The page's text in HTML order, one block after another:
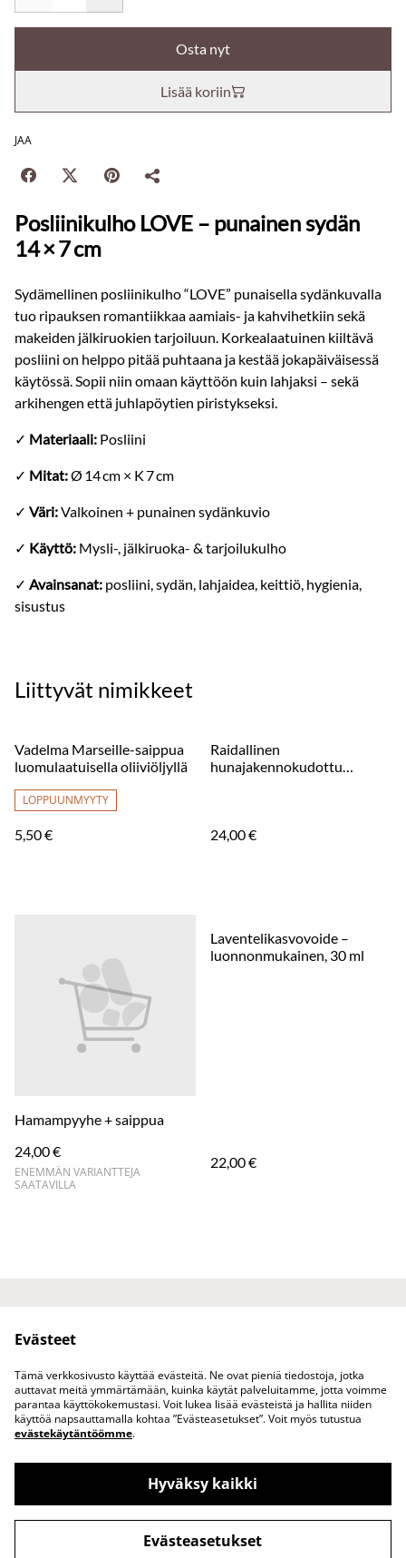
Osta nyt
Lisää koriin
JAA
Posliinikulho LOVE – punainen sydän
14 × 7 cm
Sydämellinen posliinikulho “LOVE” punaisella sydänkuvalla
tuo ripauksen romantiikkaa aamiais- ja kahvihetkiin sekä
makeiden jälkiruokien tarjoiluun. Korkealaatuinen kiiltävä
posliini on helppo pitää puhtaana ja kestää jokapäiväisessä
käytössä. Sopii niin omaan käyttöön kuin lahjaksi – sekä
arkihengen että juhlapöytien piristykseksi.
✓ Materiaali: Posliini
✓ Mitat:Ø 14 cm × K 7 cm
✓ Väri:Valkoinen + punainen sydänkuvio
✓ Käyttö: Mysli-, jälkiruoka- & tarjoilukulho
✓ Avainsanat: posliini, sydän, lahjaidea, keittiö, hygienia,
sisustus
Liittyvät nimikkeet
Vadelma Marseille-saippua
luomulaatuisella oliiviöljyllä
LOPPUUNMYYTY
5,50 €
Raidallinen
hunajakennokudottu
24,00 €
Hamampyyhe + saippua
24,00 €
ENEMMÄN VARIANTTEJA
SAATAVILLA
Laventelikasvovoide –
luonnonmukainen, 30 ml
22,00 €
Tietosuojakäytäntö
Tuotteet
©2026
www.vuokatinasema.fi vohvelikahvila &
puoti Vuokatissa
powered by
Evästeet
Tämä verkkosivusto käyttää evästeitä. Ne ovat pieniä tiedostoja, jotka
auttavat meitä ymmärtämään, kuinka käytät palveluitamme, jotta voimme
parantaa käyttökokemustasi. Voit lukea lisää evästeistä ja hallita niiden
käyttöä napsauttamalla kohtaa ”Evästeasetukset”. Voit myös tutustua
evästekäytäntöömme.
Hyväksy kaikki
Evästeasetukset